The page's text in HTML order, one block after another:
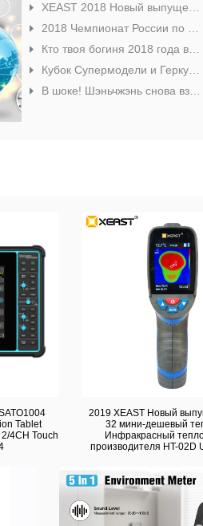
XEAST 2018 Новый выпущенный лазерный уровень 3D Китай Ведущий поставщик лазерного уровня
2018 Чемпионат России по футболу: как показать вам «Открытый», «Энтузиазм и красота».
Кто твоя богиня 2018 года в Кубке мира?
Кубок Супермодели и Геркулеса Кубка мира
В шоке! Шэньчжэнь снова взорвался кругом друзей!
Tablet
4CH Touch
2019 XEAST Новый
32 мини-дешевый
Инфракрасный
производителя HT-02D